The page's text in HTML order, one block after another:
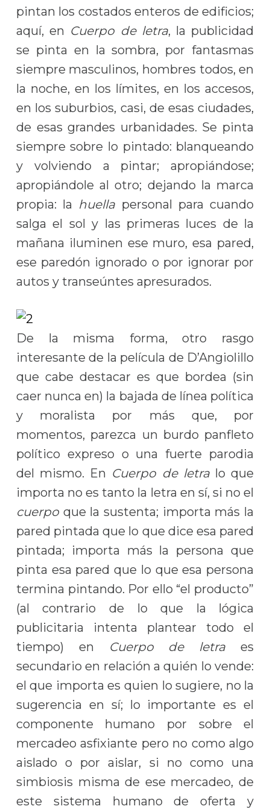
pintan los costados enteros de edificios;
aquí, en Cuerpo de letra, la publicidad
se pinta en la sombra, por fantasmas
siempre masculinos, hombres todos, en
la noche, en los límites, en los accesos,
en los suburbios, casi, de esas ciudades,
de esas grandes urbanidades. Se pinta
siempre sobre lo pintado: blanqueando
y volviendo a pintar; apropiándose;
apropiándole al otro; dejando la marca
propia: la huella personal para cuando
salga el sol y las primeras luces de la
mañana iluminen ese muro, esa pared,
ese paredón ignorado o por ignorar por
autos y transeúntes apresurados.
De la misma forma, otro rasgo
interesante de la película de D’Angiolillo
que cabe destacar es que bordea (sin
caer nunca en) la bajada de línea política
y moralista por más que, por
momentos, parezca un burdo panfleto
político expreso o una fuerte parodia
del mismo. En Cuerpo de letralo que
importa no es tanto la letra en sí, si no el
cuerpoque la sustenta; importa más la
pared pintada que lo que dice esa pared
pintada; importa más la persona que
pinta esa pared que lo que esa persona
termina pintando. Por ello “el producto”
(al contrario de lo que la lógica
publicitaria intenta plantear todo el
tiempo) en
Cuerpo de letra es
secundario en relación a quién lo vende:
el que importa es quien lo sugiere, no la
sugerencia en sí; lo importante es el
componente humano por sobre el
mercadeo asfixiante pero no como algo
aislado o por aislar, si no como una
simbiosis misma de ese mercadeo, de
este sistema humano de oferta y